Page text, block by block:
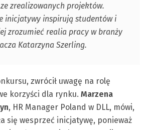
zrealizowanych projektów.
inicjatywy inspirują studentów i
zrozumieć realia pracy w branży
Katarzyna Szerling.
zwrócił uwagę na rolę
korzyści dla rynku. Marzena
, HR Manager Poland w DLL, mówi,
się wesprzeć inicjatywę, ponieważ